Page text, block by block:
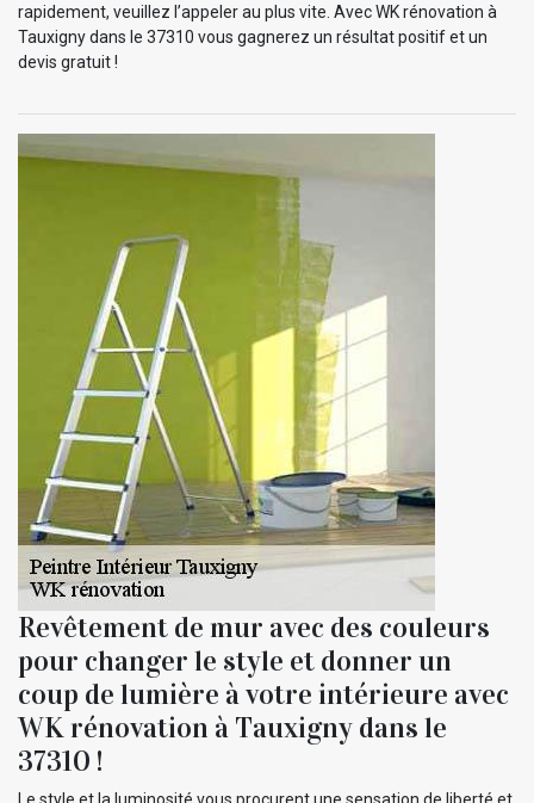
rapidement, veuillez l’appeler au plus vite. Avec WK rénovation à
Tauxigny dans le 37310 vous gagnerez un résultat positif et un
devis gratuit !
Revêtement de mur avec des couleurs
pour changer le style et donner un
coup de lumière à votre intérieure avec
WK rénovation à Tauxigny dans le
37310 !
Le style et la luminosité vous procurent une sensation de liberté et